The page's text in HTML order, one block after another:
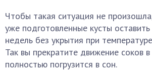
Чтобы такая ситуация не
уже подготовленные кусты оставить
недель без укрытия при
Так вы прекратите движение соков
полностью погрузится в сон.